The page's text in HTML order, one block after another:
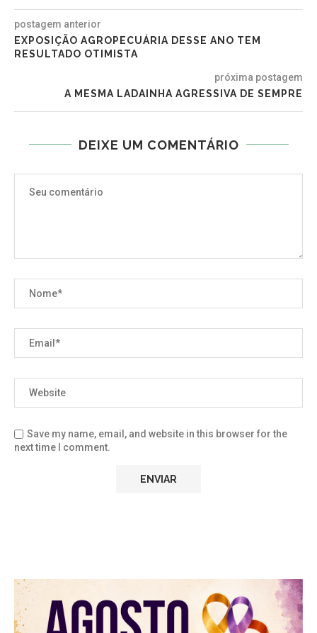
postagem anterior
EXPOSIÇÃO AGROPECUÁRIA DESSE ANO TEM
RESULTADO OTIMISTA
próxima postagem
A MESMA LADAINHA AGRESSIVA DE SEMPRE
DEIXE UM COMENTÁRIO
Save my name, email, and website in this browser for the
next time I comment.